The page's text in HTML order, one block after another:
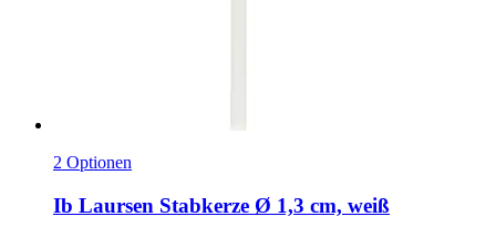
2 Optionen
Ib Laursen Stabkerze Ø 1,3 cm, weiß